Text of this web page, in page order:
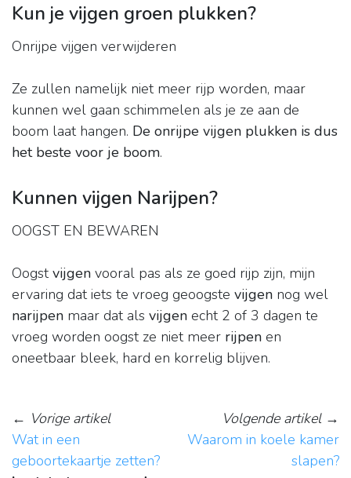
Kun je vijgen groen plukken?
Onrijpe vijgen verwijderen
Ze zullen namelijk niet meer rijp worden, maar
kunnen wel gaan schimmelen als je ze aan de
boom laat hangen. De onrijpe vijgen plukken is dus
het beste voor je boom.
Kunnen vijgen Narijpen?
OOGST EN BEWAREN
Oogstvijgen vooral pas als ze goed rijp zijn, mijn
ervaring dat iets te vroeg geoogste vijgen nog wel
narijpen maar dat als vijgen echt 2 of 3 dagen te
vroeg worden oogst ze niet meer rijpen en
oneetbaar bleek, hard en korrelig blijven.
← Vorige artikel
Wat in een
geboortekaartje zetten?
Volgende artikel→
Waarom in koele kamer
slapen?